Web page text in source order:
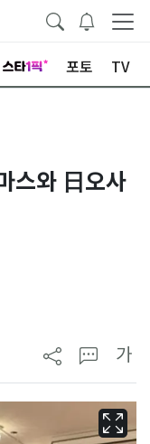
포토 TV
스와 日오사
가